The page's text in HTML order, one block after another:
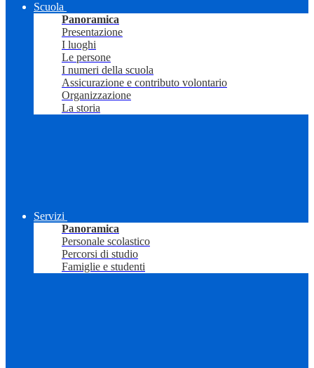
Scuola
Panoramica
Presentazione
I luoghi
Le persone
I numeri della scuola
Assicurazione e contributo volontario
Organizzazione
La storia
Servizi
Panoramica
Personale scolastico
Percorsi di studio
Famiglie e studenti